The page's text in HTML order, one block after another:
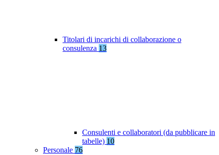
Titolari di incarichi di collaborazione o
consulenza 13
Consulenti e collaboratori (da pubblicare in
tabelle) 10
Personale 76